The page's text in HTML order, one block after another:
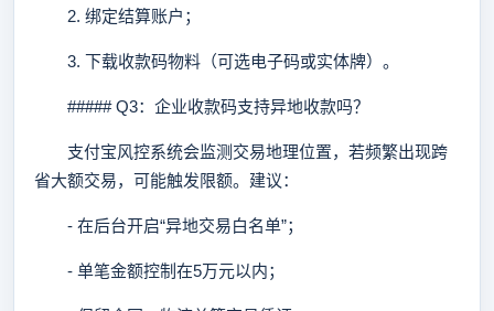
2. 绑定结算账户；
3. 下载收款码物料（可选电子码或实体牌）。
##### Q3：企业收款码支持异地收款吗？
支付宝风控系统会监测交易地理位置，若频繁出现跨
省大额交易，可能触发限额。建议：
- 在后台开启“异地交易白名单”；
- 单笔金额控制在5万元以内；